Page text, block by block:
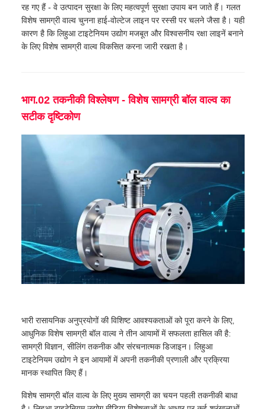
रह गए हैं - वे उत्पादन सुरक्षा के लिए महत्वपूर्ण सुरक्षा उपाय बन जाते हैं। गलत
विशेष सामग्री वाल्व चुनना हाई-वोल्टेज लाइन पर रस्सी पर चलने जैसा है। यही
कारण है कि लिहुआ टाइटेनियम उद्योग मजबूत और विश्वसनीय रक्षा लाइनें बनाने
के लिए विशेष सामग्री वाल्व विकसित करना जारी रखता है।
भाग.02 तकनीकी विश्लेषण - विशेष सामग्री बॉल वाल्व का
सटीक दृष्टिकोण
भारी रासायनिक अनुप्रयोगों की विशिष्ट आवश्यकताओं को पूरा करने के लिए,
आधुनिक विशेष सामग्री बॉल वाल्व ने तीन आयामों में सफलता हासिल की है:
सामग्री विज्ञान, सीलिंग तकनीक और संरचनात्मक डिजाइन। लिहुआ
टाइटेनियम उद्योग ने इन आयामों में अपनी तकनीकी प्रणाली और प्रक्रिया
मानक स्थापित किए हैं।
विशेष सामग्री बॉल वाल्व के लिए मुख्य सामग्री का चयन पहली तकनीकी बाधा